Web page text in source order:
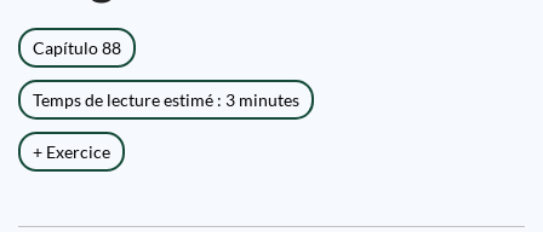
Capítulo 88
Temps de lecture estimé : 3 minutes
+ Exercice